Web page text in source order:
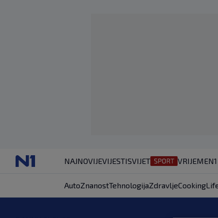
NAJNOVIJEVIJESTISVIJET VRIJEME
AutoZnanostTehnologijaZdravljeCooking